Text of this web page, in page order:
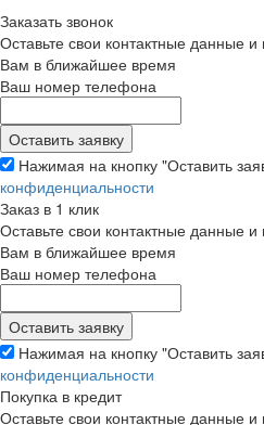
Заказать звонок
Оставьте свои контактные данные
Вам в ближайшее время
Ваш номер телефона
Нажимая на кнопку "Оставить
конфиденциальности
Заказ в 1 клик
Оставьте свои контактные данные
Вам в ближайшее время
Ваш номер телефона
Нажимая на кнопку "Оставить
конфиденциальности
Покупка в кредит
Оставьте свои контактные данные